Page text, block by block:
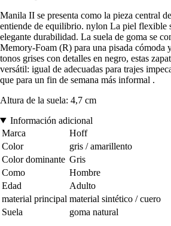
Manila II se presenta como la pieza central
entiende de equilibrio. nylon La piel flexible
elegante durabilidad. La suela de goma se
Memory-Foam (R) para una pisada cómoda
tonos grises con detalles en negro, estas
versátil: igual de adecuadas para trajes
que para un fin de semana más informal .
Altura de la suela: 4,7 cm
Información adicional
Marca
Hoff
Color
gris / amarillento
Color dominante Gris
Como
Hombre
Edad
Adulto
material principal material sintético / cuero
Suela
goma natural